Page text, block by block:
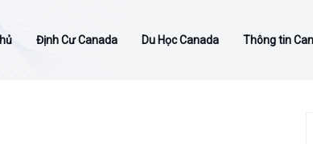
Định Cư Canada Du Học Canada Thông tin